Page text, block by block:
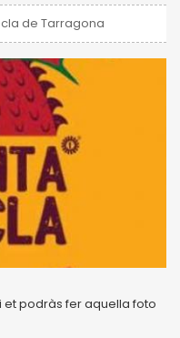
de Tarragona
et podràs fer aquella foto